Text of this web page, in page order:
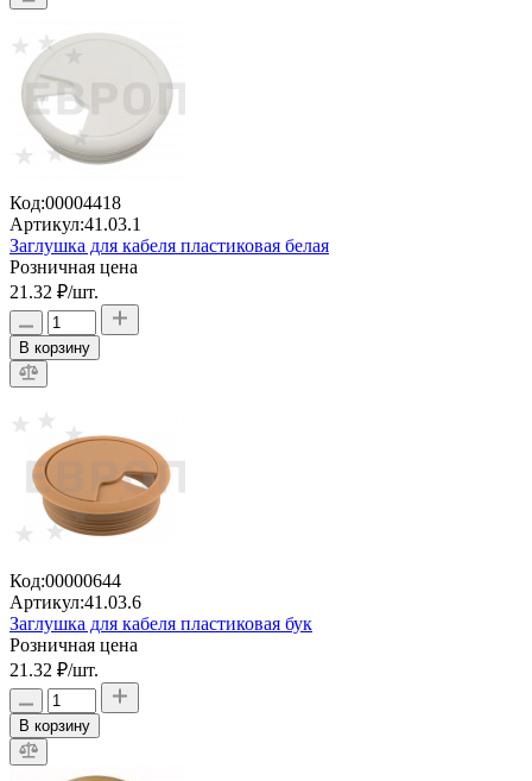
Код:00004418
Артикул:41.03.1
Заглушка для кабеля пластиковая белая
Розничная цена
21.32 ₽/шт.
В корзину
Код:00000644
Артикул:41.03.6
Заглушка для кабеля пластиковая бук
Розничная цена
21.32 ₽/шт.
В корзину